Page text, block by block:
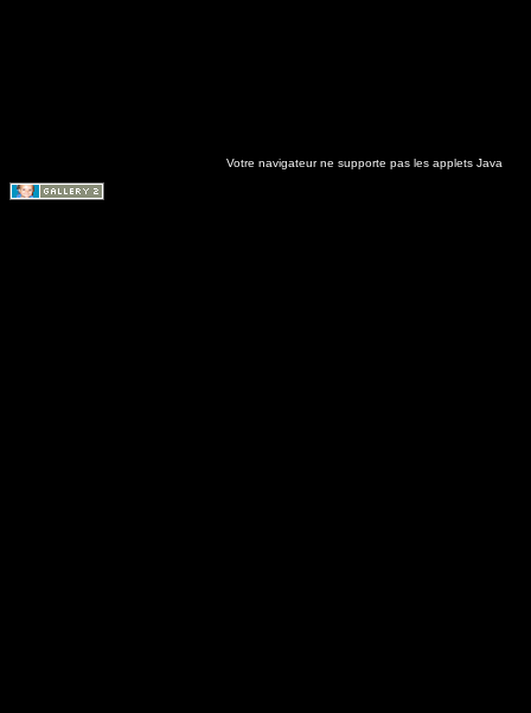
Votre navigateur ne supporte pas les applets Java